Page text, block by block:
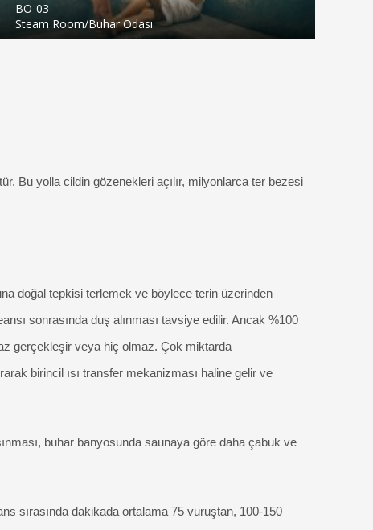
BO-03
Steam Room/Buhar Odası
Bu yolla cildin gözenekleri açılır, milyonlarca ter bezesi
doğal tepkisi terlemek ve böylece terin üzerinden
sonrasında duş alınması tavsiye edilir. Ancak %100
gerçekleşir veya hiç olmaz. Çok miktarda
birincil ısı transfer mekanizması haline gelir ve
buhar banyosunda saunaya göre daha çabuk ve
sırasında dakikada ortalama 75 vuruştan, 100-150